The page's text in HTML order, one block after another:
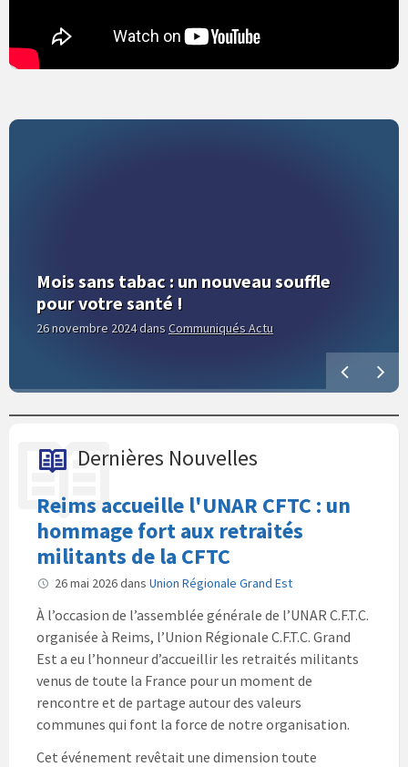
Mois sans tabac : un nouveau souffle
pour votre santé !
26 novembre 2024dansCommuniqués Actu
Dernières Nouvelles
Reims accueille l'UNAR CFTC : un
hommage fort aux retraités
militants de la CFTC
26 mai 2026dans Union Régionale Grand Est
À l’occasion de l’assemblée générale de l’UNAR C.F.T.C.
organisée à Reims, l’Union Régionale C.F.T.C. Grand
Est a eu l’honneur d’accueillir les retraités militants
venus de toute la France pour un moment de
rencontre et de partage autour des valeurs
communes qui font la force de notre organisation.
Cet événement revêtait une dimension toute